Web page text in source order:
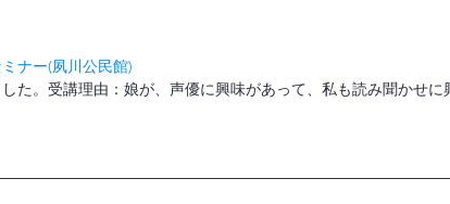
ナー(夙川公民館)
た。受講理由：娘が、声優に興味があって、私も読み聞かせ